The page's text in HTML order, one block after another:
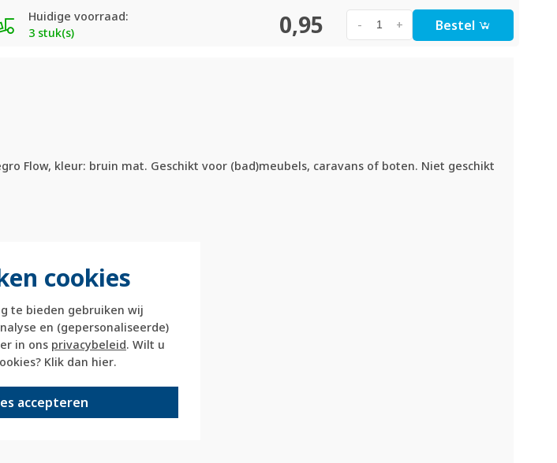
cookies
te bieden gebruiken wij
en (gepersonaliseerde)
in ons privacybeleid. Wilt u
Klik dan hier.
accepteren
Huidige voorraad:
3 stuk(s)
0,95 +
- Bestel
Flow, kleur: bruin mat. Geschikt voor (bad)meubels, caravans of boten. Niet geschikt